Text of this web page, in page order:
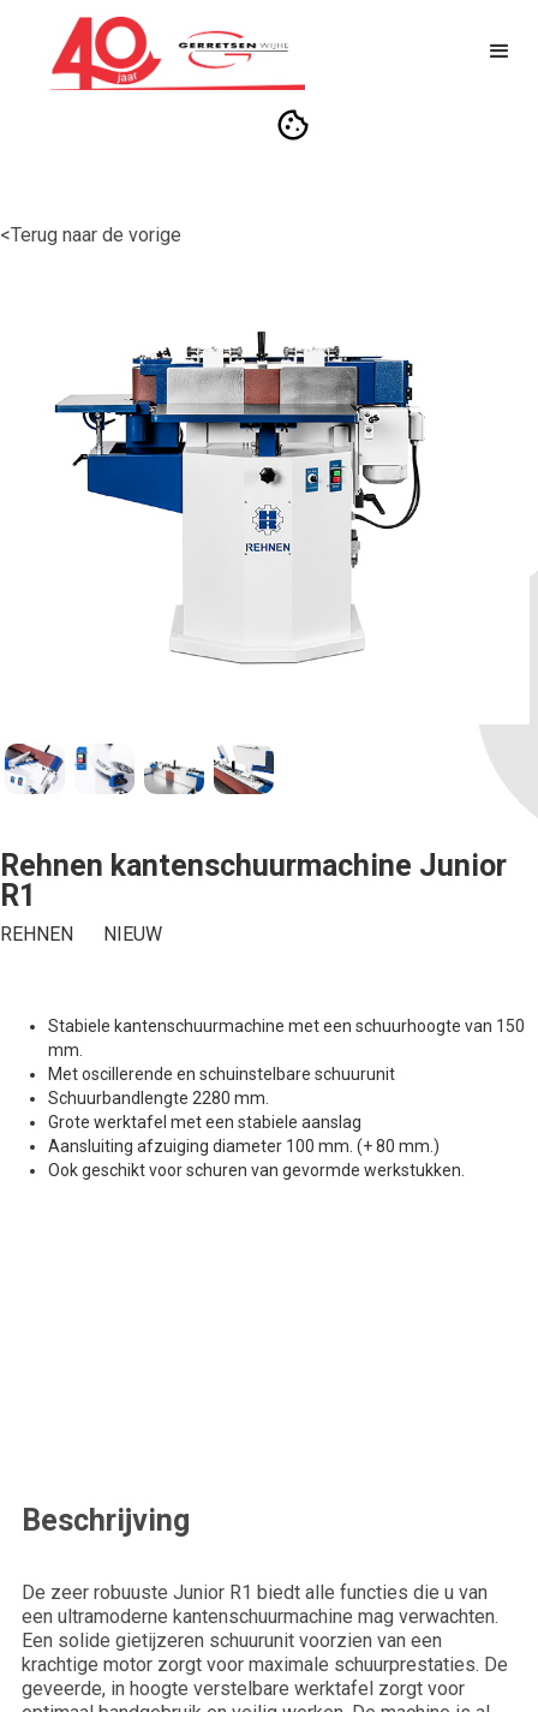
<Terug naar de vorige
Rehnen kantenschuurmachine Junior
R1
REHNEN NIEUW
Stabiele kantenschuurmachine met een schuurhoogte van 150
mm.
Met oscillerende en schuinstelbare schuurunit
Schuurbandlengte 2280 mm.
Grote werktafel met een stabiele aanslag
Aansluiting afzuiging diameter 100 mm. (+ 80 mm.)
Ook geschikt voor schuren van gevormde werkstukken.
Achternaam*
Telefoonnummer*
Beschrijving
De zeer robuuste Junior R1 biedt alle functies die u van
een ultramoderne kantenschuurmachine mag verwachten.
Een solide gietijzeren schuurunit voorzien van een
krachtige motor zorgt voor maximale schuurprestaties. De
geveerde, in hoogte verstelbare werktafel zorgt voor